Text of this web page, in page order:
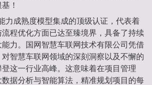
！
力成熟度模型集成的顶级认证，代表着
程优化方面已达至臻境界，具备了持续
力。国网智慧车联网技术有限公司凭借
智慧车联网领域的深刻洞察以及不懈的
这一行业高峰。这意味着在项目管理
数据分析与智能算法，精准规划项目的每